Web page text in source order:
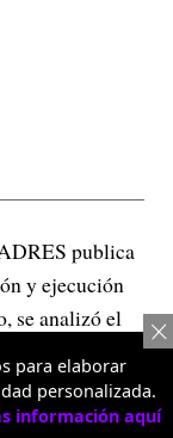
publica
y ejecución
se analizó el
de
y mecanismo
para elaborar
personalizada.
información aquí